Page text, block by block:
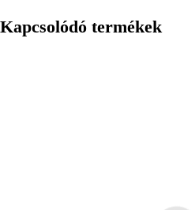
Kapcsolódó termékek